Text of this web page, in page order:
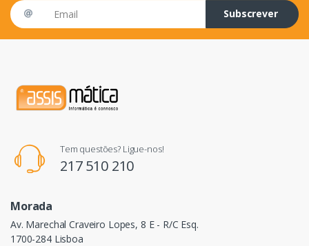
Email address
Subscrever
Tem questões? Ligue-nos!
217 510 210
Morada
Av. Marechal Craveiro Lopes, 8 E - R/C Esq.
1700-284 Lisboa